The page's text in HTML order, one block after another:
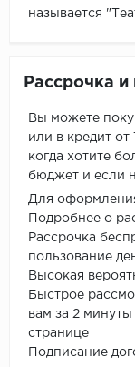
называется
Рассрочка
Вы можете
или в кредит
когда хотите
бюджет и если
Для
Подробнее о
Рассрочка
пользование
Высокая
Быстрое
вам за 2
странице
Подписание